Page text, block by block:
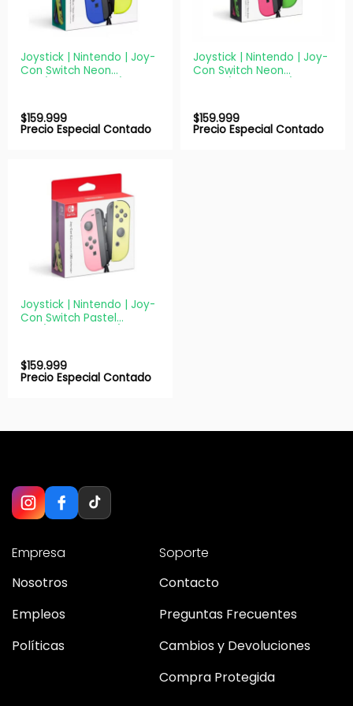
Joystick | Nintendo | Joy-
Con Switch Neon
$159.999
Precio Especial Contado
Joystick | Nintendo | Joy-
Con Switch Neon
$159.999
Precio Especial Contado
Joystick | Nintendo | Joy-
Con Switch Pastel
$159.999
Precio Especial Contado
Empresa
Nosotros
Empleos
Políticas
Soporte
Contacto
Preguntas Frecuentes
Cambios y Devoluciones
Compra Protegida